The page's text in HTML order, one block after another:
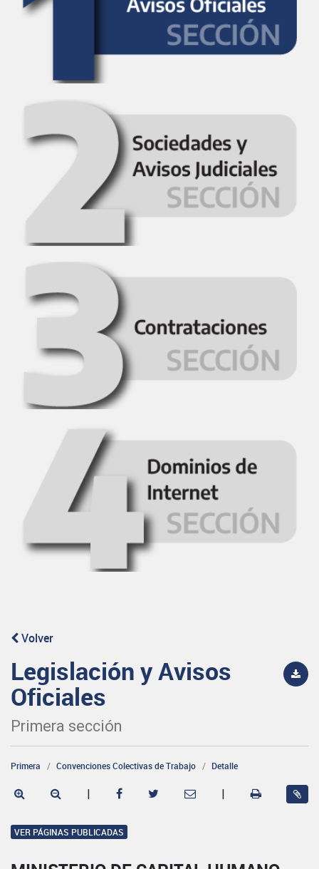
Volver
Legislación y Avisos
Oficiales
Primera sección
Primera Convenciones Colectivas de Trabajo Detalle
| |
VER PÁGINAS PUBLICADAS